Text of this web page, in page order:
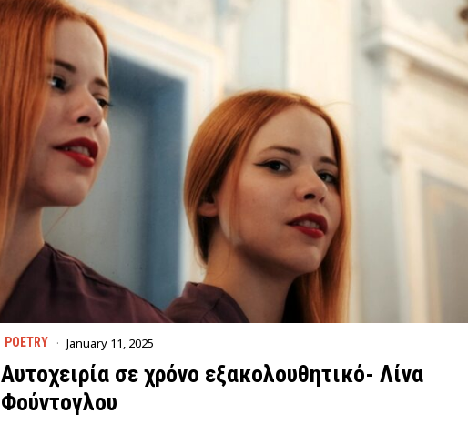
POETRY January 11, 2025
Αυτοχειρία σε χρόνο εξακολουθητικό- Λίνα
Φούντογλου